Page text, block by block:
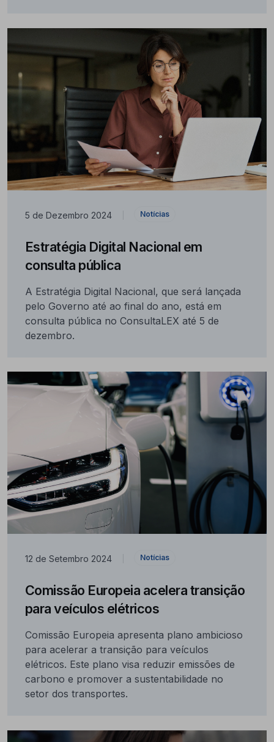
5 de Dezembro 2024 Notícias
Estratégia Digital Nacional em
consulta pública
A Estratégia Digital Nacional, que será lançada
pelo Governo até ao final do ano, está em
consulta pública no ConsultaLEX até 5 de
dezembro.
12 de Setembro 2024 Notícias
Comissão Europeia acelera transição
para veículos elétricos
Comissão Europeia apresenta plano ambicioso
para acelerar a transição para veículos
elétricos. Este plano visa reduzir emissões de
carbono e promover a sustentabilidade no
setor dos transportes.